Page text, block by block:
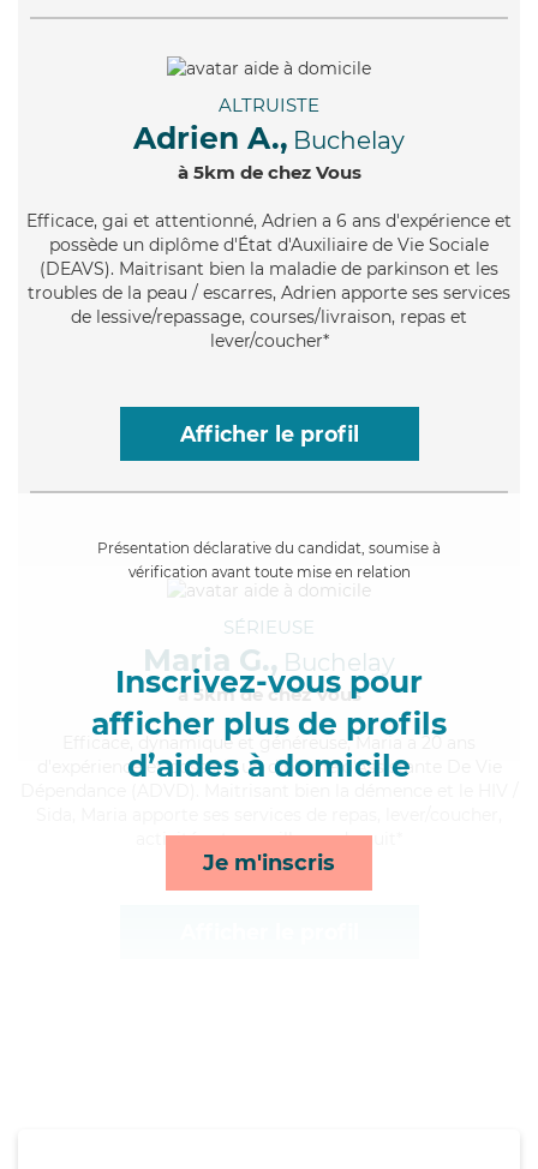
ALTRUISTE
Adrien A., Buchelay
à 5km de chez Vous
Efficace, gai et attentionné, Adrien a 6 ans d'expérience et
possède un diplôme d'État d'Auxiliaire de Vie Sociale
(DEAVS). Maitrisant bien la maladie de parkinson et les
troubles de la peau / escarres, Adrien apporte ses services
de lessive/repassage, courses/livraison, repas et
lever/coucher*
Afficher le profil
Présentation déclarative du candidat, soumise à
vérification avant toute mise en relation
Inscrivez-vous pour
afficher plus de profils
d’aides à domicile
Je m'inscris
SÉRIEUSE
Maria G., Buchelay
à 5km de chez Vous
, dynamique et généreuse, Maria a 20 ans
d'expérience et possède un diplôme d'Assistante De Vie
activités et surveillance de nuit*